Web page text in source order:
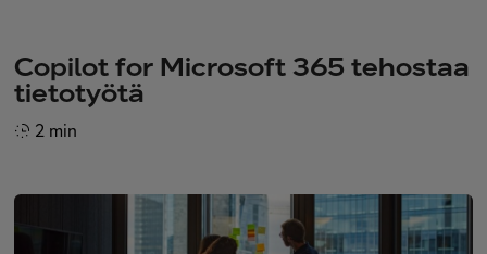
IT-palvelut
Copilot for Microsoft 365 tehostaa
tietotyötä
2 min